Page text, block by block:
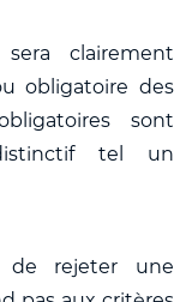
clairement
obligatoire des
sont
tel un
de rejeter une